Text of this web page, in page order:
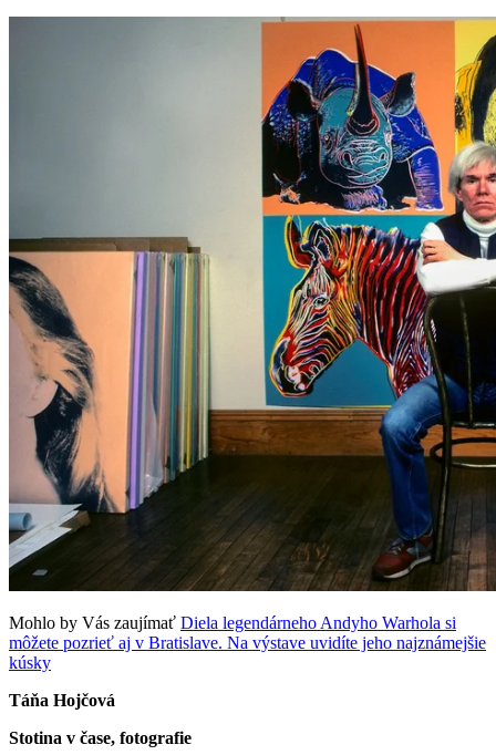
Mohlo by Vás zaujímať Diela legendárneho Andyho Warhola si
môžete pozrieť aj v Bratislave. Na výstave uvidíte jeho najznámejšie
kúsky
Táňa Hojčová
Stotina v čase, fotografie